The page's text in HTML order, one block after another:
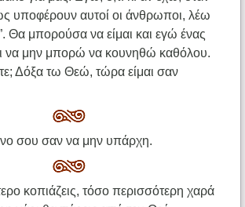
υποφέρουν αυτοί οι άνθρωποι, λέω
Θα μπορούσα να είμαι και εγώ ένας
να μην μπορώ να κουνηθώ καθόλου.
Δόξα τω Θεώ, τώρα είμαι σαν
σου σαν να μην υπάρχη.
κοπιάζεις, τόσο περισσότερη χαρά